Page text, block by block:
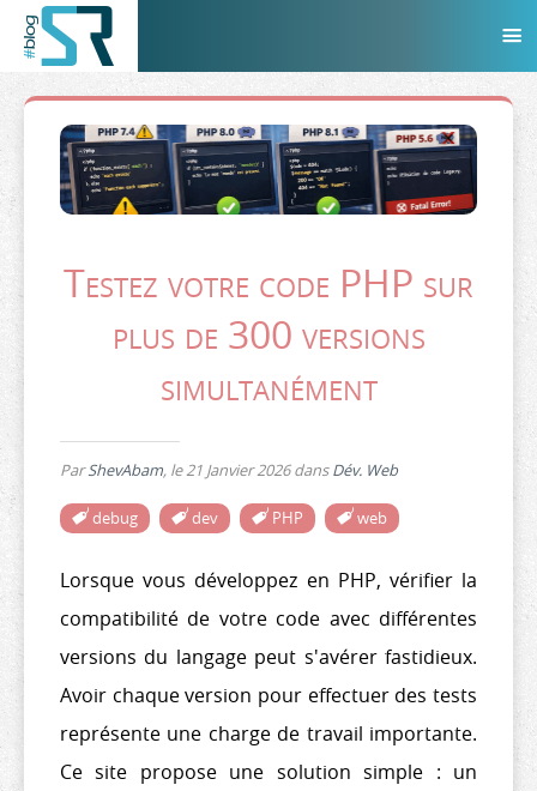
Testez votre code PHP sur
plus de 300 versions
simultanément
ParShevAbam, le21 Janvier 2026dansDév. Web
debug dev PHP web
Lorsque vous développez en PHP, vérifier la
compatibilité de votre code avec différentes
versions du langage peut s'avérer fastidieux.
Avoir chaque version pour effectuer des tests
représente une charge de travail importante.
Ce site propose une solution simple : un